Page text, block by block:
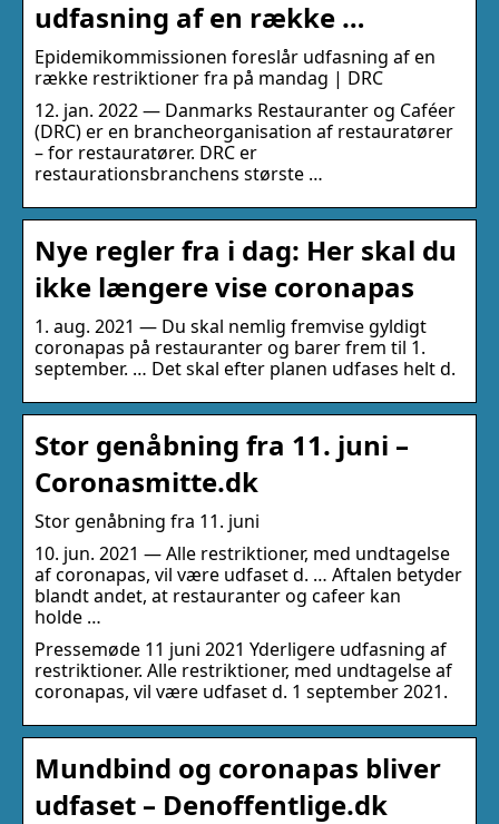
udfasning af en række …
Epidemikommissionen foreslår udfasning af en
række restriktioner fra på mandag | DRC
12. jan. 2022 — Danmarks Restauranter og Caféer
(DRC) er en brancheorganisation af restauratører
– for restauratører. DRC er
restaurationsbranchens største …
Nye regler fra i dag: Her skal du
ikke længere vise coronapas
1. aug. 2021 — Du skal nemlig fremvise gyldigt
coronapas på restauranter og barer frem til 1.
september. … Det skal efter planen udfases helt d.
Stor genåbning fra 11. juni –
Coronasmitte.dk
Stor genåbning fra 11. juni
10. jun. 2021 — Alle restriktioner, med undtagelse
af coronapas, vil være udfaset d. … Aftalen betyder
blandt andet, at restauranter og cafeer kan
holde …
Pressemøde 11 juni 2021 Yderligere udfasning af
restriktioner. Alle restriktioner, med undtagelse af
coronapas, vil være udfaset d. 1 september 2021.
Mundbind og coronapas bliver
udfaset – Denoffentlige.dk